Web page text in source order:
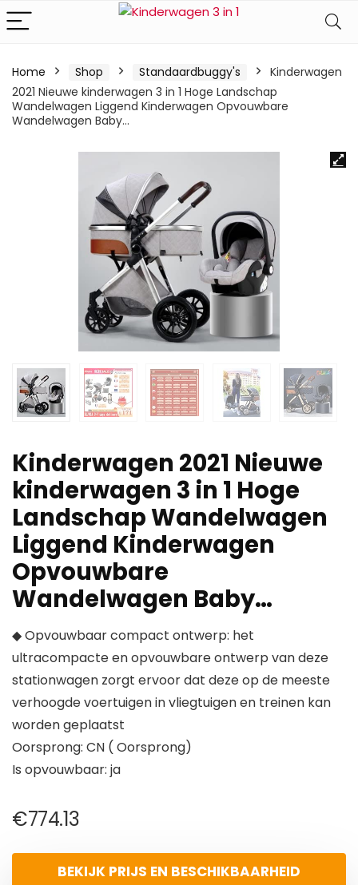
Home Shop Standaardbuggy's
Kinderwagen
2021 Nieuwe kinderwagen 3 in 1 Hoge Landschap
Wandelwagen Liggend Kinderwagen Opvouwbare
Wandelwagen Baby…
Kinderwagen 2021 Nieuwe
kinderwagen 3 in 1 Hoge
Landschap Wandelwagen
Liggend Kinderwagen
Opvouwbare
Wandelwagen Baby…
◆ Opvouwbaar compact ontwerp: het
ultracompacte en opvouwbare ontwerp van deze
stationwagen zorgt ervoor dat deze op de meeste
verhoogde voertuigen in vliegtuigen en treinen kan
worden geplaatst
Oorsprong: CN ( Oorsprong)
Is opvouwbaar: ja
€774.13
BEKIJK PRIJS EN BESCHIKBAARHEID